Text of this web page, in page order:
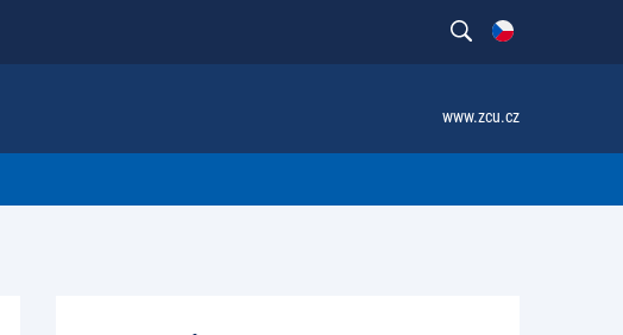
www.zcu.cz